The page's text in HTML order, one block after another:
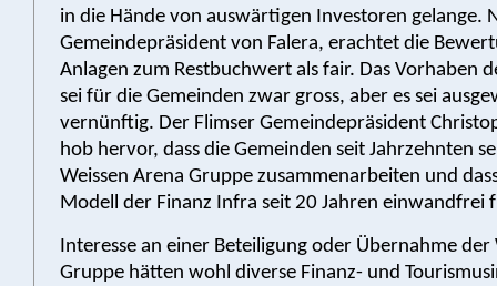
in die Hände von auswärtigen Investoren gelange.
Gemeindepräsident von Falera, erachtet die
Anlagen zum Restbuchwert als fair. Das Vorhaben
sei für die Gemeinden zwar gross, aber es sei
vernünftig. Der Flimser Gemeindepräsident
hob hervor, dass die Gemeinden seit Jahrzehnten
Weissen Arena Gruppe zusammenarbeiten und
Modell der Finanz Infra seit 20 Jahren einwandfrei
Interesse an einer Beteiligung oder Übernahme der
Gruppe hätten wohl diverse Finanz- und